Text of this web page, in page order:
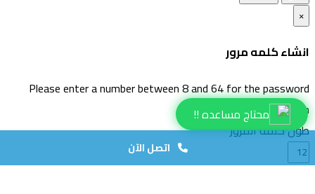
محتاج مساعده !!
اتصل الآن
×
انشاء كلمه مرور
Please enter a number between 8 and 64 for the password
length
طول كلمة المرور